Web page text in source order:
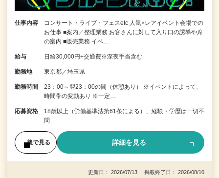
仕事内容
コンサート・ライブ・フェスetc 人気×レアイベント会場での
お仕事 ■案内／整理業務 お客さんに対して入り口の誘導や席
の案内 ■販売業務 イベ…
給与 日給30,000円+交通費※深夜手当含む
勤務地 東京都／埼玉県
勤務時間
23：00～翌23：00の間（休憩あり） ※イベントによって、
時間帯の変動あり ※一定…
応募資格
18歳以上（労働基準法第61条による）、経験・学歴は一切不
問
後で見る 詳細を見る
更新日： 2026/07/13 掲載終了日： 2026/08/10